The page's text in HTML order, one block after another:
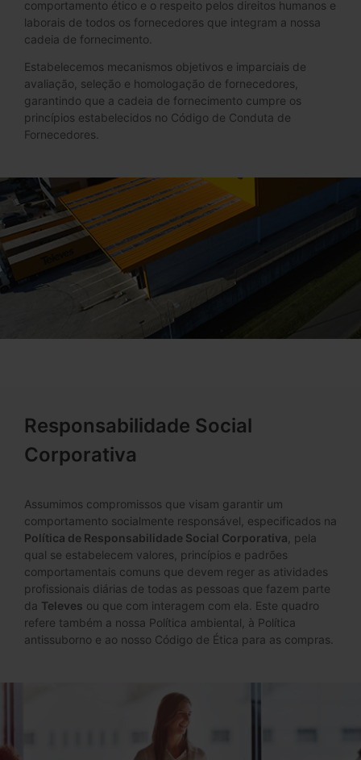
comportamento ético e o respeito pelos direitos humanos e
laborais de todos os fornecedores que integram a nossa
cadeia de fornecimento.
Estabelecemos mecanismos objetivos e imparciais de
avaliação, seleção e homologação de fornecedores,
garantindo que a cadeia de fornecimento cumpre os
princípios estabelecidos no Código de Conduta de
Fornecedores.
Responsabilidade Social
Corporativa
Assumimos compromissos que visam garantir um
comportamento socialmente responsável, especificados na
Política de Responsabilidade Social Corporativa , pela
qual se estabelecem valores, princípios e padrões
comportamentais comuns que devem reger as atividades
profissionais diárias de todas as pessoas que fazem parte
da Televes ou que com interagem com ela. Este quadro
refere também a nossa Política ambiental, à Política
antissuborno e ao nosso Código de Ética para as compras.